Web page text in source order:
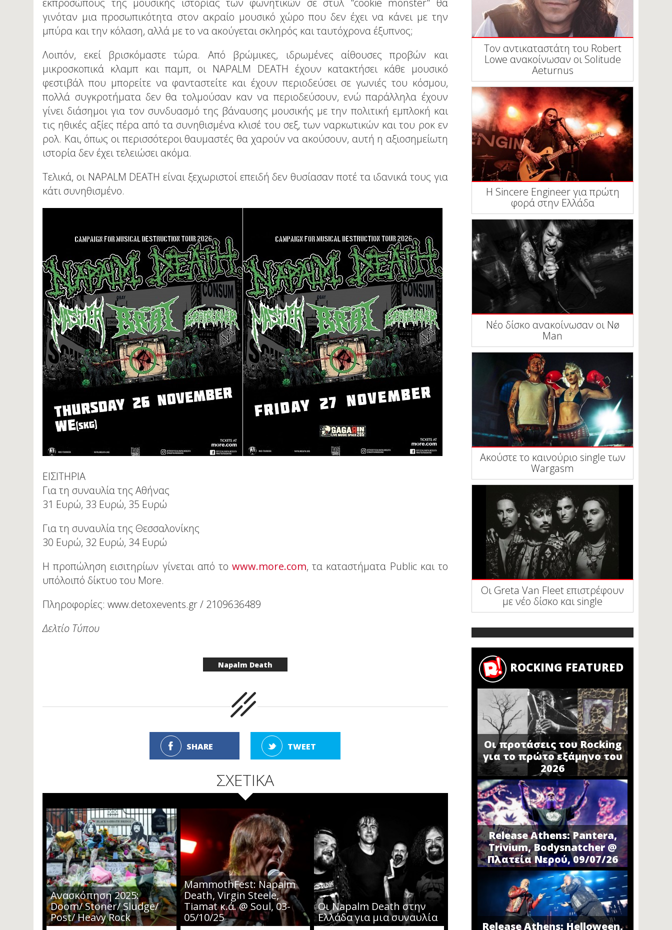
εκπροσώπους της μουσικής ιστορίας των φωνητικών σε στυλ "cookie monster" θα
γινόταν μια προσωπικότητα στον ακραίο μουσικό χώρο που δεν έχει να κάνει με την
μπύρα και την κόλαση, αλλά με το να ακούγεται σκληρός και ταυτόχρονα έξυπνος;
Λοιπόν, εκεί βρισκόμαστε τώρα. Από βρώμικες, ιδρωμένες αίθουσες προβών και
μικροσκοπικά κλαμπ και παμπ, οι NAPALM DEATH έχουν κατακτήσει κάθε μουσικό
φεστιβάλ που μπορείτε να φανταστείτε και έχουν περιοδεύσει σε γωνιές του κόσμου,
πολλά συγκροτήματα δεν θα τολμούσαν καν να περιοδεύσουν, ενώ παράλληλα έχουν
γίνει διάσημοι για τον συνδυασμό της βάναυσης μουσικής με την πολιτική εμπλοκή και
τις ηθικές αξίες πέρα ​​από τα συνηθισμένα κλισέ του σεξ, των ναρκωτικών και του ροκ εν
ρολ. Και, όπως οι περισσότεροι θαυμαστές θα χαρούν να ακούσουν, αυτή η αξιοσημείωτη
ιστορία δεν έχει τελειώσει ακόμα.
Τελικά, οι NAPALM DEATH είναι ξεχωριστοί επειδή δεν θυσίασαν ποτέ τα ιδανικά τους για
κάτι συνηθισμένο.
ΕΙΣΙΤΗΡΙΑ
Για τη συναυλία της Αθήνας
31 Ευρώ, 33 Ευρώ, 35 Ευρώ
Για τη συναυλία της Θεσσαλονίκης
30 Ευρώ, 32 Ευρώ, 34 Ευρώ
Η προπώληση εισιτηρίων γίνεται από τowww.more.com, τα καταστήματα Public και το
υπόλοιπό δίκτυο του More.
Πληροφορίες: www.detoxevents.gr / 2109636489
Δελτίο Τύπου
Napalm Death
SHARE TWEET
ΣΧΕΤΙΚΑ
Ανασκόπηση 2025:
Doom/ Stoner/ Sludge/
Post/ Heavy Rock
MammothFest: Napalm
Death, Virgin Steele,
Tiamat κ.ά. @ Soul, 03-
05/10/25
Οι Napalm Death στην
Ελλάδα για μια συναυλία
Τον αντικαταστάτη του Robert
Lowe ανακοίνωσαν οι Solitude
Aeturnus
Η Sincere Engineer για πρώτη
φορά στην Ελλάδα
Νέο δίσκο ανακοίνωσαν οι Nø
Man
Ακούστε το καινούριο single των
Wargasm
Οι Greta Van Fleet επιστρέφουν
με νέο δίσκο και single
ROCKING FEATURED
Οι προτάσεις του Rocking
για το πρώτο εξάμηνο του
2026
Release Athens: Pantera,
Trivium, Bodysnatcher @
Πλατεία Νερού, 09/07/26
Release Athens: Helloween,